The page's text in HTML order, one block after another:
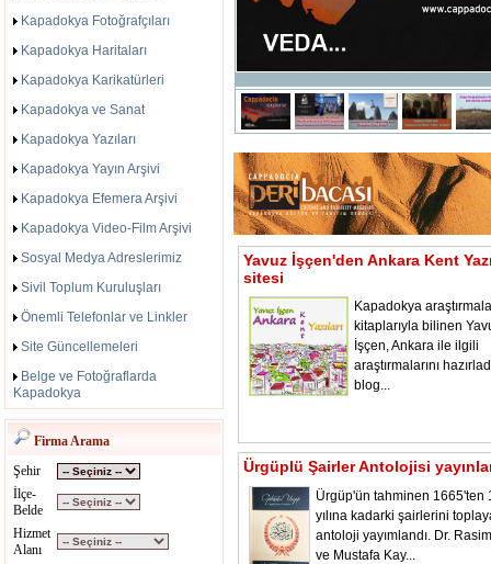
Kapadokya Fotoğrafçıları
Kapadokya Haritaları
Kapadokya Karikatürleri
Kapadokya ve Sanat
Kapadokya Yazıları
Kapadokya Yayın Arşivi
Kapadokya Efemera Arşivi
Kapadokya Video-Film Arşivi
Sosyal Medya Adreslerimiz
Sivil Toplum Kuruluşları
Önemli Telefonlar ve Linkler
Site Güncellemeleri
Belge ve Fotoğraflarda
Kapadokya
Firma Arama
Şehir
İlçe-
Belde
Hizmet
Alanı
Yavuz İşçen'den Ankara Kent
sitesi
Kapadokya
kitaplarıyla bilinen
İşçen, Ankara ile ilgili
araştırmalarını
blog...
Ürgüplü Şairler Antolojisi
Ürgüp'ün tahminen 1665'ten
yılına kadarki şairlerini
antoloji yayımlandı. Dr.
ve Mustafa Kay...